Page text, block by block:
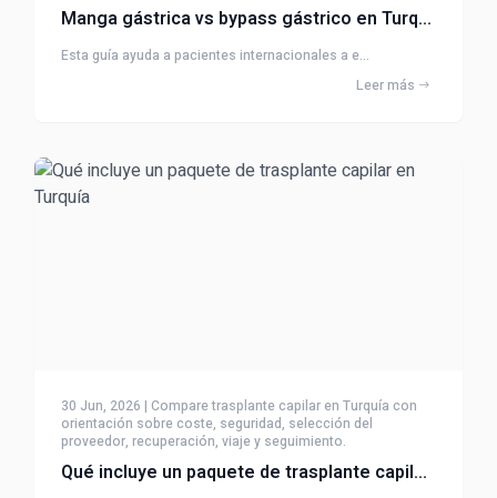
Manga gástrica vs bypass gástrico en Turquía
Esta guía ayuda a pacientes internacionales a e...
Leer más
30 Jun, 2026 | Compare trasplante capilar en Turquía con
orientación sobre coste, seguridad, selección del
proveedor, recuperación, viaje y seguimiento.
Qué incluye un paquete de trasplante capilar en Turquía